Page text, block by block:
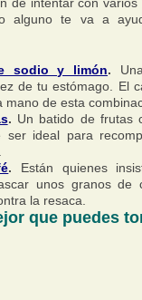
alguno te va a
sodio y limón.
de tu estómago. El
mano de esta
. Un batido de frutas
ser ideal para
. Están quienes
unos granos de
la resaca.
que puedes